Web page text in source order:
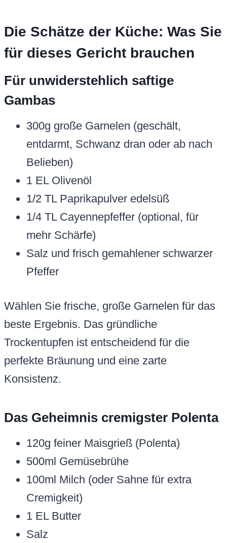
Die Schätze der Küche: Was Sie
für dieses Gericht brauchen
Für unwiderstehlich saftige
Gambas
300g große Garnelen (geschält,
entdarmt, Schwanz dran oder ab nach
Belieben)
1 EL Olivenöl
1/2 TL Paprikapulver edelsüß
1/4 TL Cayennepfeffer (optional, für
mehr Schärfe)
Salz und frisch gemahlener schwarzer
Pfeffer
Wählen Sie frische, große Garnelen für das
beste Ergebnis. Das gründliche
Trockentupfen ist entscheidend für die
perfekte Bräunung und eine zarte
Konsistenz.
Das Geheimnis cremigster Polenta
120g feiner Maisgrieß (Polenta)
500ml Gemüsebrühe
100ml Milch (oder Sahne für extra
Cremigkeit)
1 EL Butter
Salz